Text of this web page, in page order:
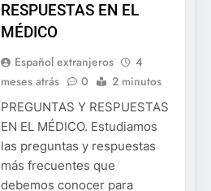
RESPUESTAS EN EL
MÉDICO
Español extranjeros
4
meses atrás
0 2 minutos
PREGUNTAS Y RESPUESTAS
EN EL MÉDICO. Estudiamos
las preguntas y respuestas
más frecuentes que
debemos conocer para